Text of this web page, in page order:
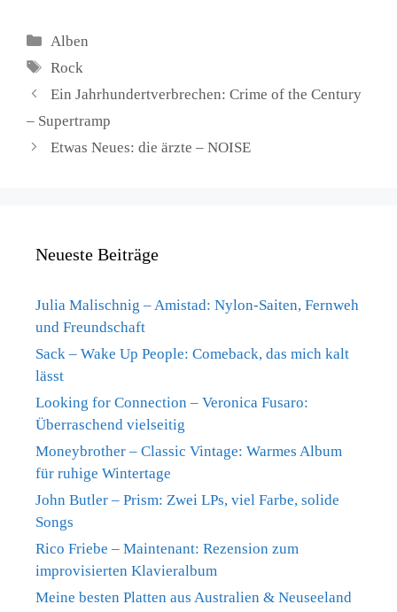
Kategorien
Alben
Schlagwörter
Rock
Ein Jahrhundertverbrechen: Crime of the Century
– Supertramp
Etwas Neues: die ärzte – NOISE
Neueste Beiträge
Julia Malischnig – Amistad: Nylon-Saiten, Fernweh
und Freundschaft
Sack – Wake Up People: Comeback, das mich kalt
lässt
Looking for Connection – Veronica Fusaro:
Überraschend vielseitig
Moneybrother – Classic Vintage: Warmes Album
für ruhige Wintertage
John Butler – Prism: Zwei LPs, viel Farbe, solide
Songs
Rico Friebe – Maintenant: Rezension zum
improvisierten Klavieralbum
Meine besten Platten aus Australien & Neuseeland